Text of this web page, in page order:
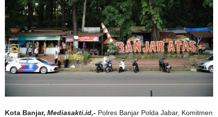
Kota Banjar, Mediasakti.id,- Polres Banjar Polda Jabar, Komitmen